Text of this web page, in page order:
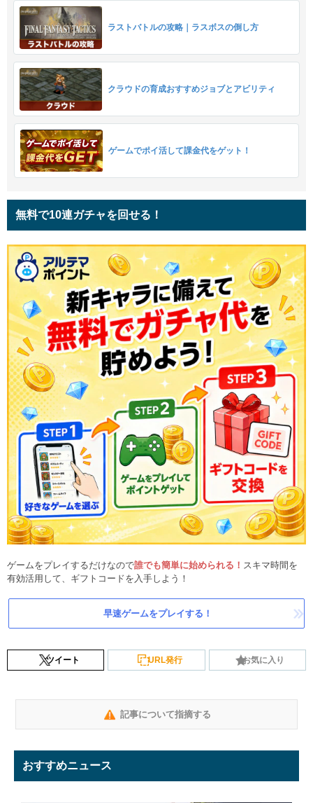
ラストバトルの攻略｜ラスボスの倒し方
クラウドの育成おすすめジョブとアビリティ
ゲームでポイ活して課金代をゲット！
無料で10連ガチャを回せる！
ゲームをプレイするだけなので誰でも簡単に始められる！ スキマ時間を
有効活用して、ギフトコードを入手しよう！
早速ゲームをプレイする！
ツイート URL発行 お気に入り
記事について指摘する
おすすめニュース